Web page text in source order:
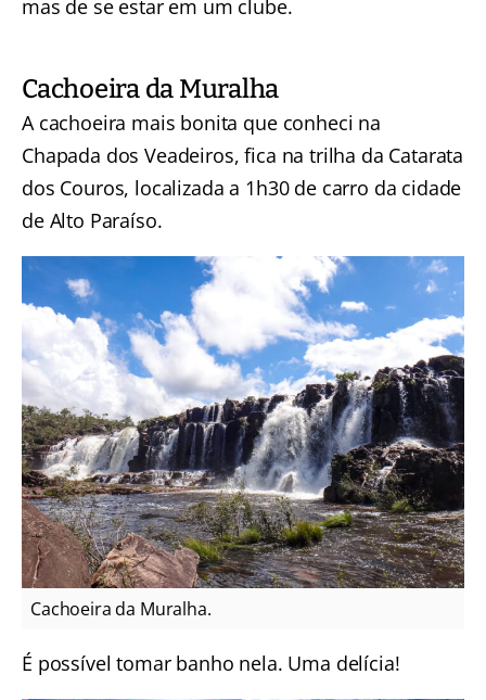
mas de se estar em um clube.
Cachoeira da Muralha
A cachoeira mais bonita que conheci na
Chapada dos Veadeiros, fica na trilha da Catarata
dos Couros, localizada a 1h30 de carro da cidade
de Alto Paraíso.
Cachoeira da Muralha.
É possível tomar banho nela. Uma delícia!